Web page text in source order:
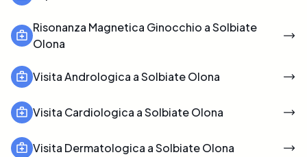
Risonanza Magnetica Ginocchio a Solbiate
Olona
Visita Andrologica a Solbiate Olona
Visita Cardiologica a Solbiate Olona
Visita Dermatologica a Solbiate Olona